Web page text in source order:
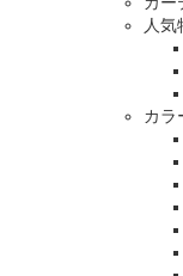
人気
カラ